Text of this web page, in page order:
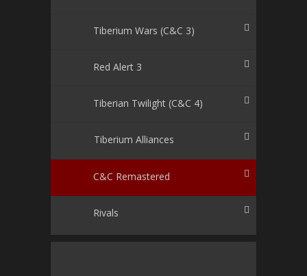
Tiberium Wars (C&C 3)
Red Alert 3
Tiberian Twilight (C&C 4)
Tiberium Alliances
C&C Remastered
Rivals